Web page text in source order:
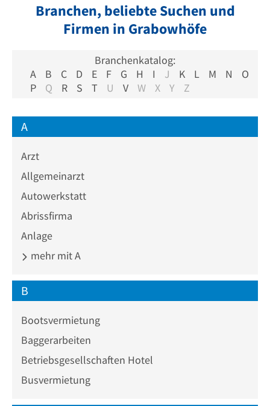
Branchen, beliebte Suchen und
Firmen in Grabowhöfe
Branchenkatalog:
A
B C D E F G H I J K L M N
O
P
Q R S T U V W X Y Z
A
Arzt
Allgemeinarzt
Autowerkstatt
Abrissfirma
Anlage
mehr mit A
B
Bootsvermietung
Baggerarbeiten
Betriebsgesellschaften Hotel
Busvermietung